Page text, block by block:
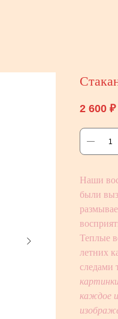
2 600 ₽
Наши
были
Теплые
летних
следами
каждое